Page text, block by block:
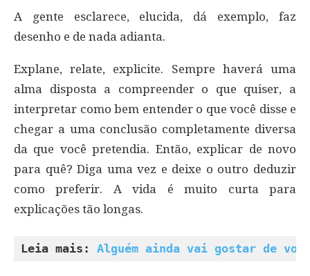
A gente esclarece, elucida, dá exemplo, faz
desenho e de nada adianta.
Explane, relate, explicite. Sempre haverá uma
alma disposta a compreender o que quiser, a
interpretar como bem entender o que você disse e
chegar a uma conclusão completamente diversa
da que você pretendia. Então, explicar de novo
para quê? Diga uma vez e deixe o outro deduzir
como preferir. A vida é muito curta para
explicações tão longas.
Leia mais: Alguém ainda vai gostar de